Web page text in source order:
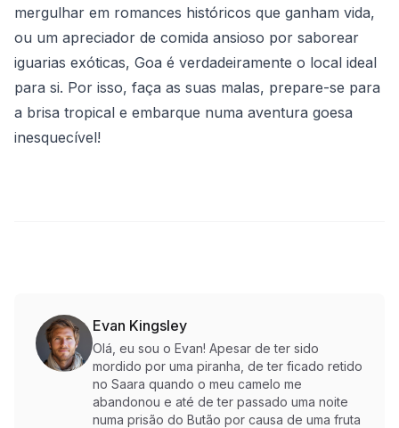
mergulhar em romances históricos que ganham vida,
ou um apreciador de comida ansioso por saborear
iguarias exóticas, Goa é verdadeiramente o local ideal
para si. Por isso, faça as suas malas, prepare-se para
a brisa tropical e embarque numa aventura goesa
inesquecível!
Evan Kingsley
Olá, eu sou o Evan! Apesar de ter sido
mordido por uma piranha, de ter ficado retido
no Saara quando o meu camelo me
abandonou e até de ter passado uma noite
numa prisão do Butão por causa de uma fruta